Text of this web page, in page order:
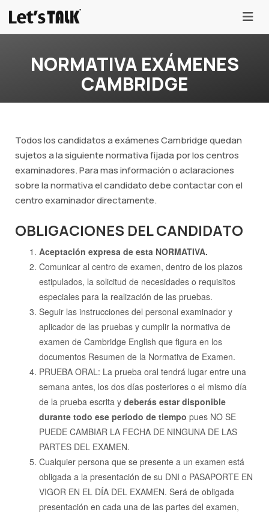
menu
NORMATIVA EXÁMENES
CAMBRIDGE
Todos los candidatos a exámenes Cambridge quedan
sujetos a la siguiente normativa fijada por los centros
examinadores. Para mas información o aclaraciones
sobre la normativa el candidato debe contactar con el
centro examinador directamente.
OBLIGACIONES DEL CANDIDATO
Aceptación expresa de esta NORMATIVA.
Comunicar al centro de examen, dentro de los plazos
estipulados, la solicitud de necesidades o requisitos
especiales para la realización de las pruebas.
Seguir las instrucciones del personal examinador y
aplicador de las pruebas y cumplir la normativa de
examen de Cambridge English que figura en los
documentos Resumen de la Normativa de Examen.
PRUEBA ORAL: La prueba oral tendrá lugar entre una
semana antes, los dos días posteriores o el mismo día
de la prueba escrita y deberás estar disponible
durante todo ese período de tiempo pues NO SE
PUEDE CAMBIAR LA FECHA DE NINGUNA DE LAS
PARTES DEL EXAMEN.
Cualquier persona que se presente a un examen está
obligada a la presentación de su DNI o PASAPORTE EN
VIGOR EN EL DÍA DEL EXAMEN. Será de obligada
presentación en cada una de las partes del examen,